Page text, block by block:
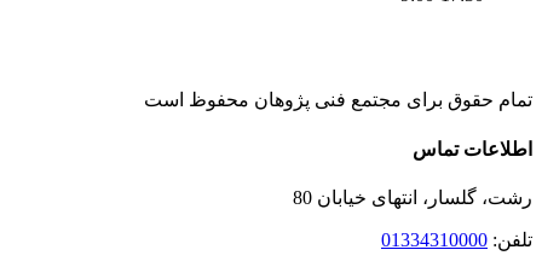
تمام حقوق برای مجتمع فنی پژوهان محفوظ است
Instagram
LinkedIn
Toggle
Bar
Area
اطلاعات تماس
رشت، گلسار، انتهای خیابان 80
تلفن: 01334310000